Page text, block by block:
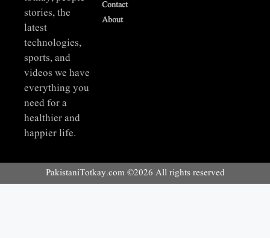
Contact
About
stories, the
latest
technologies,
sports, and
videos we have
everything you
need for a
healthier and
happier life.
PakistaniTotkay.com ©2026 All rights reserved